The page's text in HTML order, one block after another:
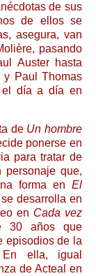
de sus
de ellos se
asegura, van
pasando
Auster hasta
y Paul Thomas
el día a día en
de Un hombre
ponerse en
para tratar de
personaje que,
forma en El
desarrolla en
en Cada vez
30 años que
episodios de la
En ella, igual
de Acteal en